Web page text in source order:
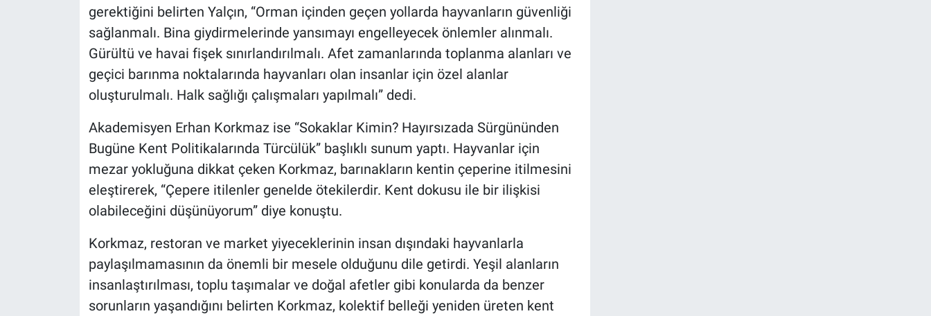
gerektiğini belirten Yalçın, “Orman içinden geçen yollarda hayvanların güvenliği
sağlanmalı. Bina giydirmelerinde yansımayı engelleyecek önlemler alınmalı.
Gürültü ve havai fişek sınırlandırılmalı. Afet zamanlarında toplanma alanları ve
geçici barınma noktalarında hayvanları olan insanlar için özel alanlar
oluşturulmalı. Halk sağlığı çalışmaları yapılmalı” dedi.
Akademisyen Erhan Korkmaz ise “Sokaklar Kimin? Hayırsızada Sürgününden
Bugüne Kent Politikalarında Türcülük” başlıklı sunum yaptı. Hayvanlar için
mezar yokluğuna dikkat çeken Korkmaz, barınakların kentin çeperine itilmesini
eleştirerek, “Çepere itilenler genelde ötekilerdir. Kent dokusu ile bir ilişkisi
olabileceğini düşünüyorum” diye konuştu.
Korkmaz, restoran ve market yiyeceklerinin insan dışındaki hayvanlarla
paylaşılmamasının da önemli bir mesele olduğunu dile getirdi. Yeşil alanların
insanlaştırılması, toplu taşımalar ve doğal afetler gibi konularda da benzer
sorunların yaşandığını belirten Korkmaz, kolektif belleği yeniden üreten kent
Yerel Yaşam
Canlı Yayın